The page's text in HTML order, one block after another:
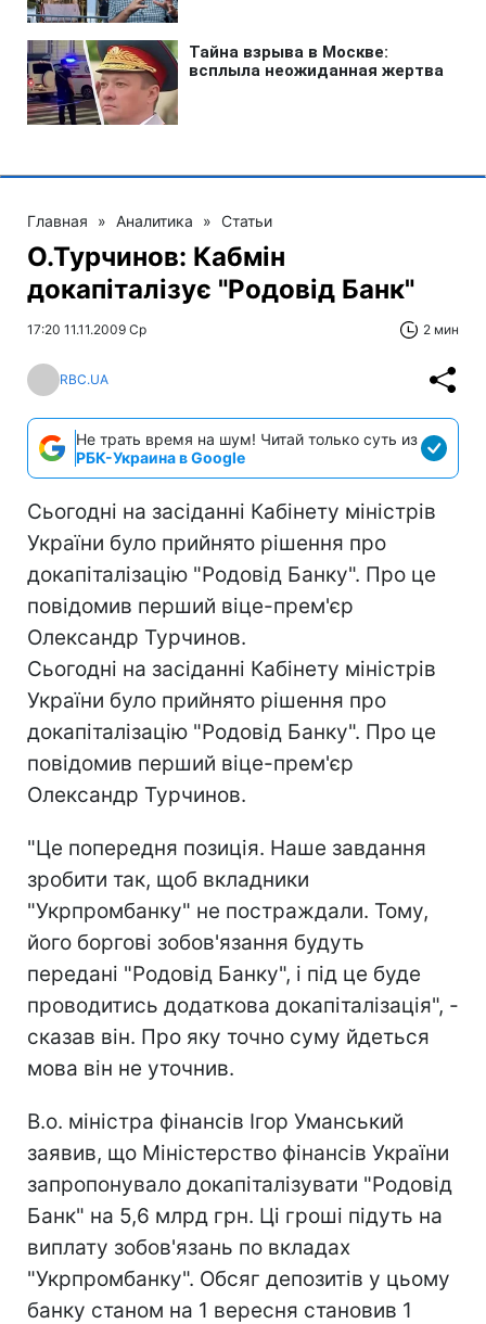
Главная » Аналитика » Статьи
О.Турчинов: Кабмін
докапіталізує "Родовід Банк"
17:20 11.11.2009 Ср 2 мин
RBC.UA
Не трать время на шум! Читай только суть из
РБК-Украина в Google
Сьогодні на засіданні Кабінету міністрів
України було прийнято рішення про
докапіталізацію "Родовід Банку". Про це
повідомив перший віце-прем'єр
Олександр Турчинов.
Сьогодні на засіданні Кабінету міністрів
України було прийнято рішення про
докапіталізацію "Родовід Банку". Про це
повідомив перший віце-прем'єр
Олександр Турчинов.
"Це попередня позиція. Наше завдання
зробити так, щоб вкладники
"Укрпромбанку" не постраждали. Тому,
його боргові зобов'язання будуть
передані "Родовід Банку", і під це буде
проводитись додаткова докапіталізація", -
сказав він. Про яку точно суму йдеться
мова він не уточнив.
В.о. міністра фінансів Ігор Уманський
заявив, що Міністерство фінансів України
запропонувало докапіталізувати "Родовід
Банк" на 5,6 млрд грн. Ці гроші підуть на
виплату зобов'язань по вкладах
"Укрпромбанку". Обсяг депозитів у цьому
банку станом на 1 вересня становив 1